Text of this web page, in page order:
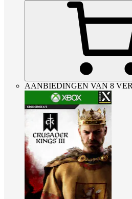
AANBIEDINGEN VAN 8